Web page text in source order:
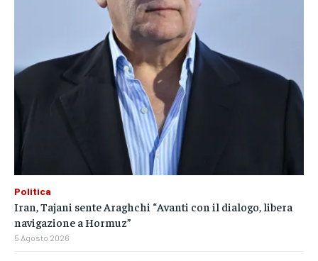
Politica
Iran, Tajani sente Araghchi “Avanti con il dialogo, libera
navigazione a Hormuz”
5 Agosto 2026